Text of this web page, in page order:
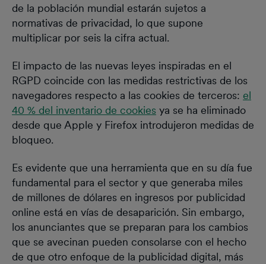
de la población mundial estarán sujetos a
normativas de privacidad, lo que supone
multiplicar por seis la cifra actual.
El impacto de las nuevas leyes inspiradas en el
RGPD coincide con las medidas restrictivas de los
navegadores respecto a las cookies de terceros: el
40 % del inventario de cookies ya se ha eliminado
desde que Apple y Firefox introdujeron medidas de
bloqueo.
Es evidente que una herramienta que en su día fue
fundamental para el sector y que generaba miles
de millones de dólares en ingresos por publicidad
online está en vías de desaparición. Sin embargo,
los anunciantes que se preparan para los cambios
que se avecinan pueden consolarse con el hecho
de que otro enfoque de la publicidad digital, más